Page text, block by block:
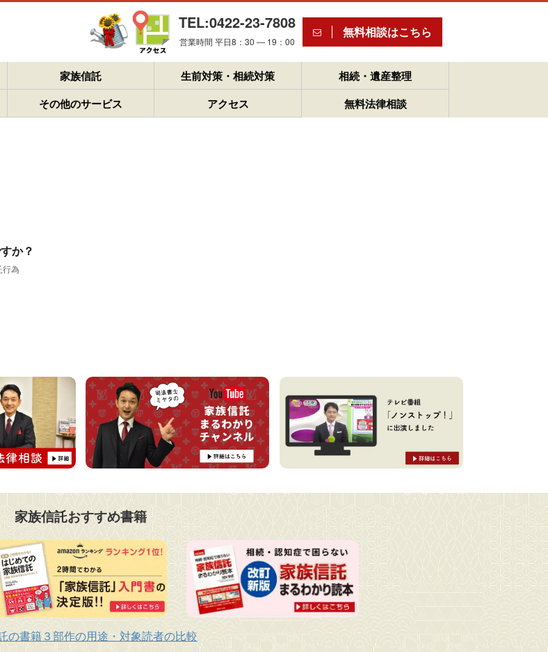
TEL:0422-23-7808
営業時間 平日8：30 ― 19：00
無料相談はこちら
家族信託 生前対策・相続対策
相続・遺産整理
その他のサービス アクセス 無料法律相談
か？
行為
家族信託おすすめ書籍
の書籍３部作の用途・対象読者の比較